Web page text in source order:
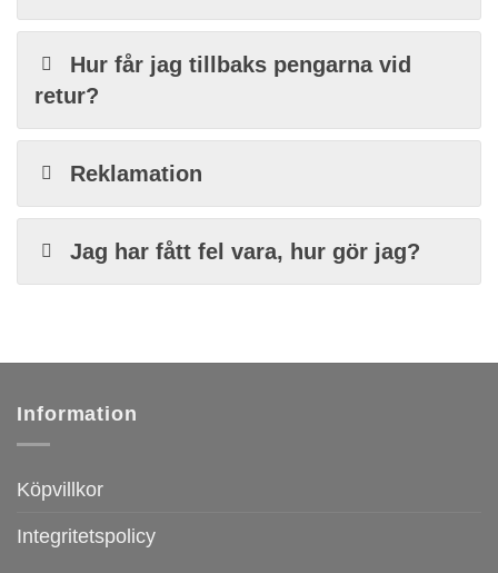
Hur får jag tillbaks pengarna vid
retur?
Reklamation
Jag har fått fel vara, hur gör jag?
Information
Köpvillkor
Integritetspolicy